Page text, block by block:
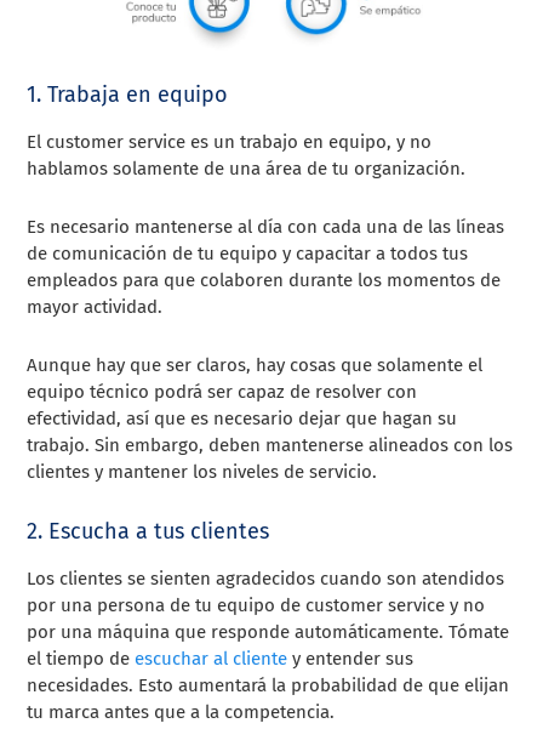
1. Trabaja en equipo
El customer service es un trabajo en equipo, y no
hablamos solamente de una área de tu organización.
Es necesario mantenerse al día con cada una de las líneas
de comunicación de tu equipo y capacitar a todos tus
empleados para que colaboren durante los momentos de
mayor actividad.
Aunque hay que ser claros, hay cosas que solamente el
equipo técnico podrá ser capaz de resolver con
efectividad, así que es necesario dejar que hagan su
trabajo. Sin embargo, deben mantenerse alineados con los
clientes y mantener los niveles de servicio.
2. Escucha a tus clientes
Los clientes se sienten agradecidos cuando son atendidos
por una persona de tu equipo de customer service y no
por una máquina que responde automáticamente. Tómate
el tiempo de escuchar al cliente y entender sus
necesidades. Esto aumentará la probabilidad de que elijan
tu marca antes que a la competencia.